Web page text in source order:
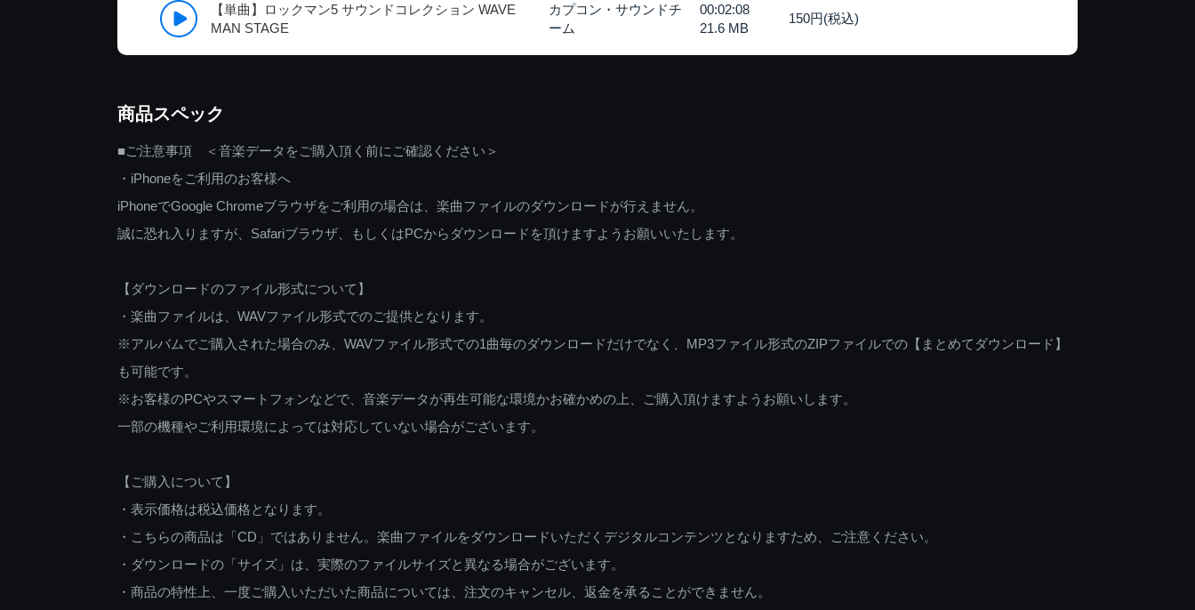
【単曲】ロックマン5 サウンドコレクション WAVE
MAN STAGE
カプコン・サウンドチ
ーム
00:02:08
21.6 MB
150円(税込)
商品スペック
■ご注意事項 ＜音楽データをご購入頂く前にご確認ください＞
・iPhoneをご利用のお客様へ
iPhoneでGoogle Chromeブラウザをご利用の場合は、楽曲ファイルのダウンロードが行えません。
誠に恐れ入りますが、Safariブラウザ、もしくはPCからダウンロードを頂けますようお願いいたします。
【ダウンロードのファイル形式について】
・楽曲ファイルは、WAVファイル形式でのご提供となります。
※アルバムでご購入された場合のみ、WAVファイル形式での1曲毎のダウンロードだけでなく、MP3ファイル形式のZIPファイルでの【まとめてダウンロード】
も可能です。
※お客様のPCやスマートフォンなどで、音楽データが再生可能な環境かお確かめの上、ご購入頂けますようお願いします。
一部の機種やご利用環境によっては対応していない場合がございます。
【ご購入について】
・表示価格は税込価格となります。
・こちらの商品は「CD」ではありません。楽曲ファイルをダウンロードいただくデジタルコンテンツとなりますため、ご注意ください。
・ダウンロードの「サイズ」は、実際のファイルサイズと異なる場合がございます。
・商品の特性上、一度ご購入いただいた商品については、注文のキャンセル、返金を承ることができません。